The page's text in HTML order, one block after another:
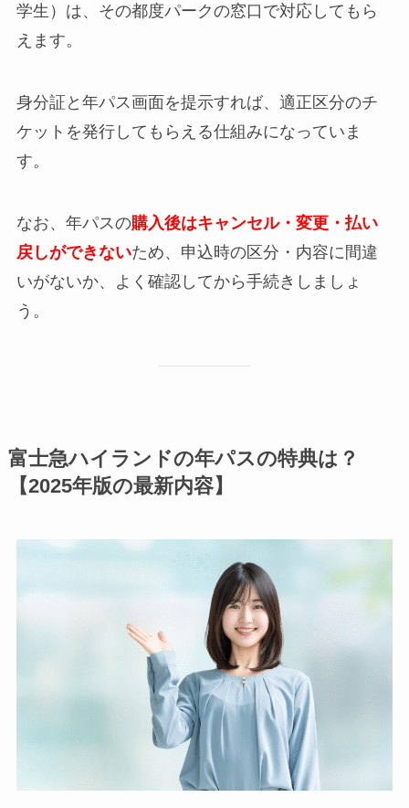
学生）は、その都度パークの窓口で対応してもら
えます。
身分証と年パス画面を提示すれば、適正区分のチ
ケットを発行してもらえる仕組みになっていま
す。
なお、年パスの購入後はキャンセル・変更・払い
戻しができないため、申込時の区分・内容に間違
いがないか、よく確認してから手続きしましょ
う。
富士急ハイランドの年パスの特典は？
【2025年版の最新内容】